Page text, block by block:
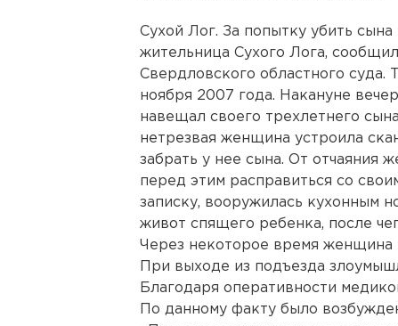
Сухой Лог. За попытку убить
жительница Сухого Лога,
Свердловского областного суда.
ноября 2007 года. Накануне
навещал своего трехлетнего
нетрезвая женщина устроила
забрать у нее сына. От отчаяния
перед этим расправиться со
записку, вооружилась кухонным
живот спящего ребенка, после
Через некоторое время женщина
При выходе из подъезда
Благодаря оперативности
По данному факту было